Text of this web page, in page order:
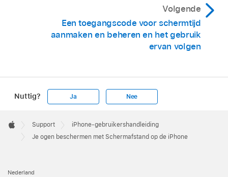
Volgende
Een toegangscode voor schermtijd
aanmaken en beheren en het gebruik
ervan volgen
Nuttig? Ja Nee
Footer

Apple
Support
iPhone-gebruikershandleiding
Je ogen beschermen met Schermafstand op de iPhone
Nederland